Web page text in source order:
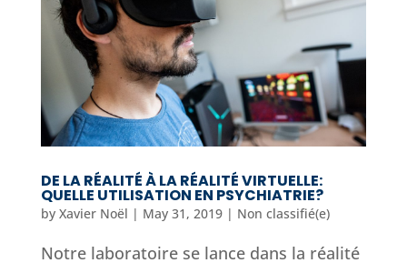
DE LA RÉALITÉ À LA RÉALITÉ VIRTUELLE:
QUELLE UTILISATION EN PSYCHIATRIE?
by Xavier Noël | May 31, 2019| Non classifié(e)
Notre laboratoire se lance dans la réalité